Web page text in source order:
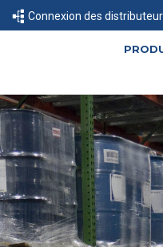
Connexion des